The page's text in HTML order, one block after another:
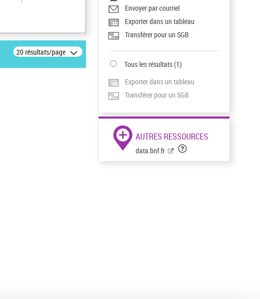
20 résultats/page
Envoyer par courriel
Exporter dans un tableau
Transférer pour un SGB
Tous les résultats(1)
Exporter dans un tableau
Transférer pour un SGB
AUTRES RESSOURCES
data.bnf.fr